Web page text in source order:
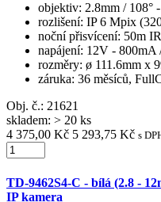
objektiv: 2.8mm / 108°
rozlišení: IP 6 Mpix
noční přisvícení: 50m
napájení: 12V - 800mA
rozměry: ø 111.6mm x
záruka: 36 měsíců,
Obj. č.: 21621
skladem: > 20 ks
4 375,00 Kč 5 293,75 Kč s
TD-9462S4-C - bílá (2.8 -
IP kamera